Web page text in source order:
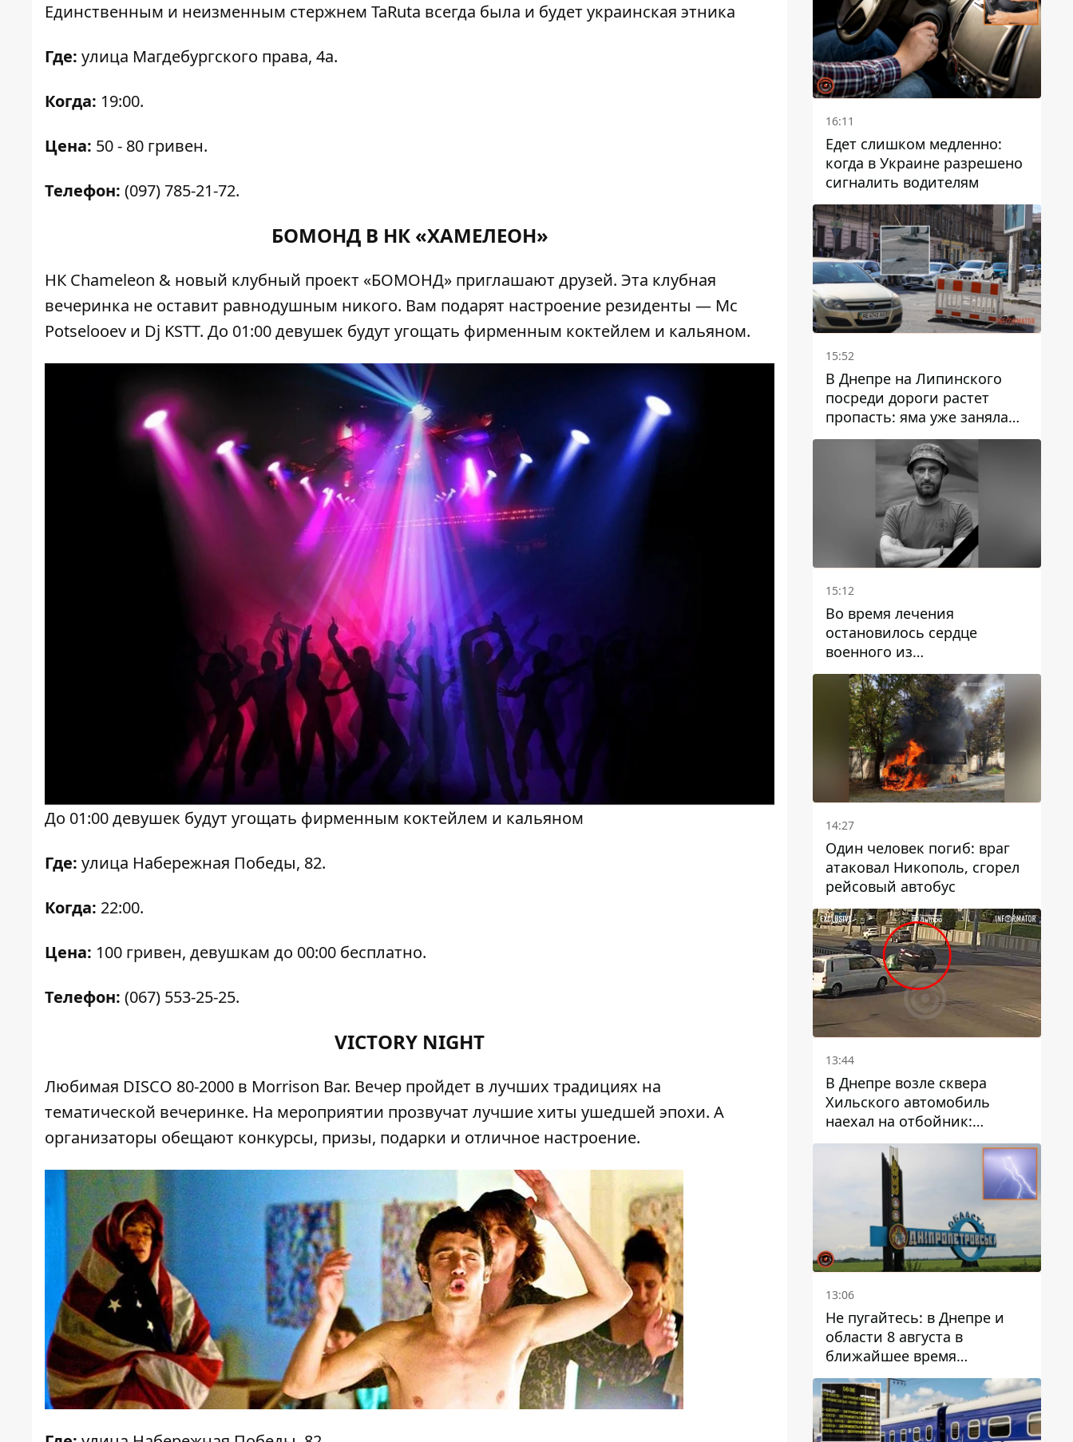
Единственным и неизменным стержнем TaRuta всегда была и будет украинская этника
Где: улица Магдебургского права, 4а.
Когда: 19:00.
Цена: 50 - 80 гривен.
Телефон: (097) 785-21-72.
БОМОНД В НК «ХАМЕЛЕОН»
НК Chameleon & новый клубный проект «БОМОНД» приглашают друзей. Эта клубная
вечеринка не оставит равнодушным никого. Вам подарят настроение резиденты — Mc
Potselooev и Dj KSTT. До 01:00 девушек будут угощать фирменным коктейлем и кальяном.
До 01:00 девушек будут угощать фирменным коктейлем и кальяном
Где: улица Набережная Победы, 82.
Когда: 22:00.
Цена: 100 гривен, девушкам до 00:00 бесплатно.
Телефон: (067) 553-25-25.
VICTORY NIGHT
Любимая DISCO 80-2000 в Morrison Bar. Вечер пройдет в лучших традициях на
тематической вечеринке. На мероприятии прозвучат лучшие хиты ушедшей эпохи. А
организаторы обещают конкурсы, призы, подарки и отличное настроение.
16:11
Едет слишком медленно:
когда в Украине разрешено
сигналить водителям
15:52
В Днепре на Липинского
посреди дороги растет
пропасть: яма уже заняла
полосу движения
15:12
Во время лечения
остановилось сердце
военного из
Днепропетровской области
Ростислава Лупашко
14:27
Один человек погиб: враг
атаковал Никополь, сгорел
рейсовый автобус
13:44
В Днепре возле сквера
Хильского автомобиль
наехал на отбойник:
момент происшествия
13:06
Не пугайтесь: в Днепре и
области 8 августа в
ближайшее время
ожидается гроза